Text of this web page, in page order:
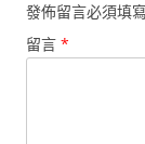
發佈留言必須填
留言 *